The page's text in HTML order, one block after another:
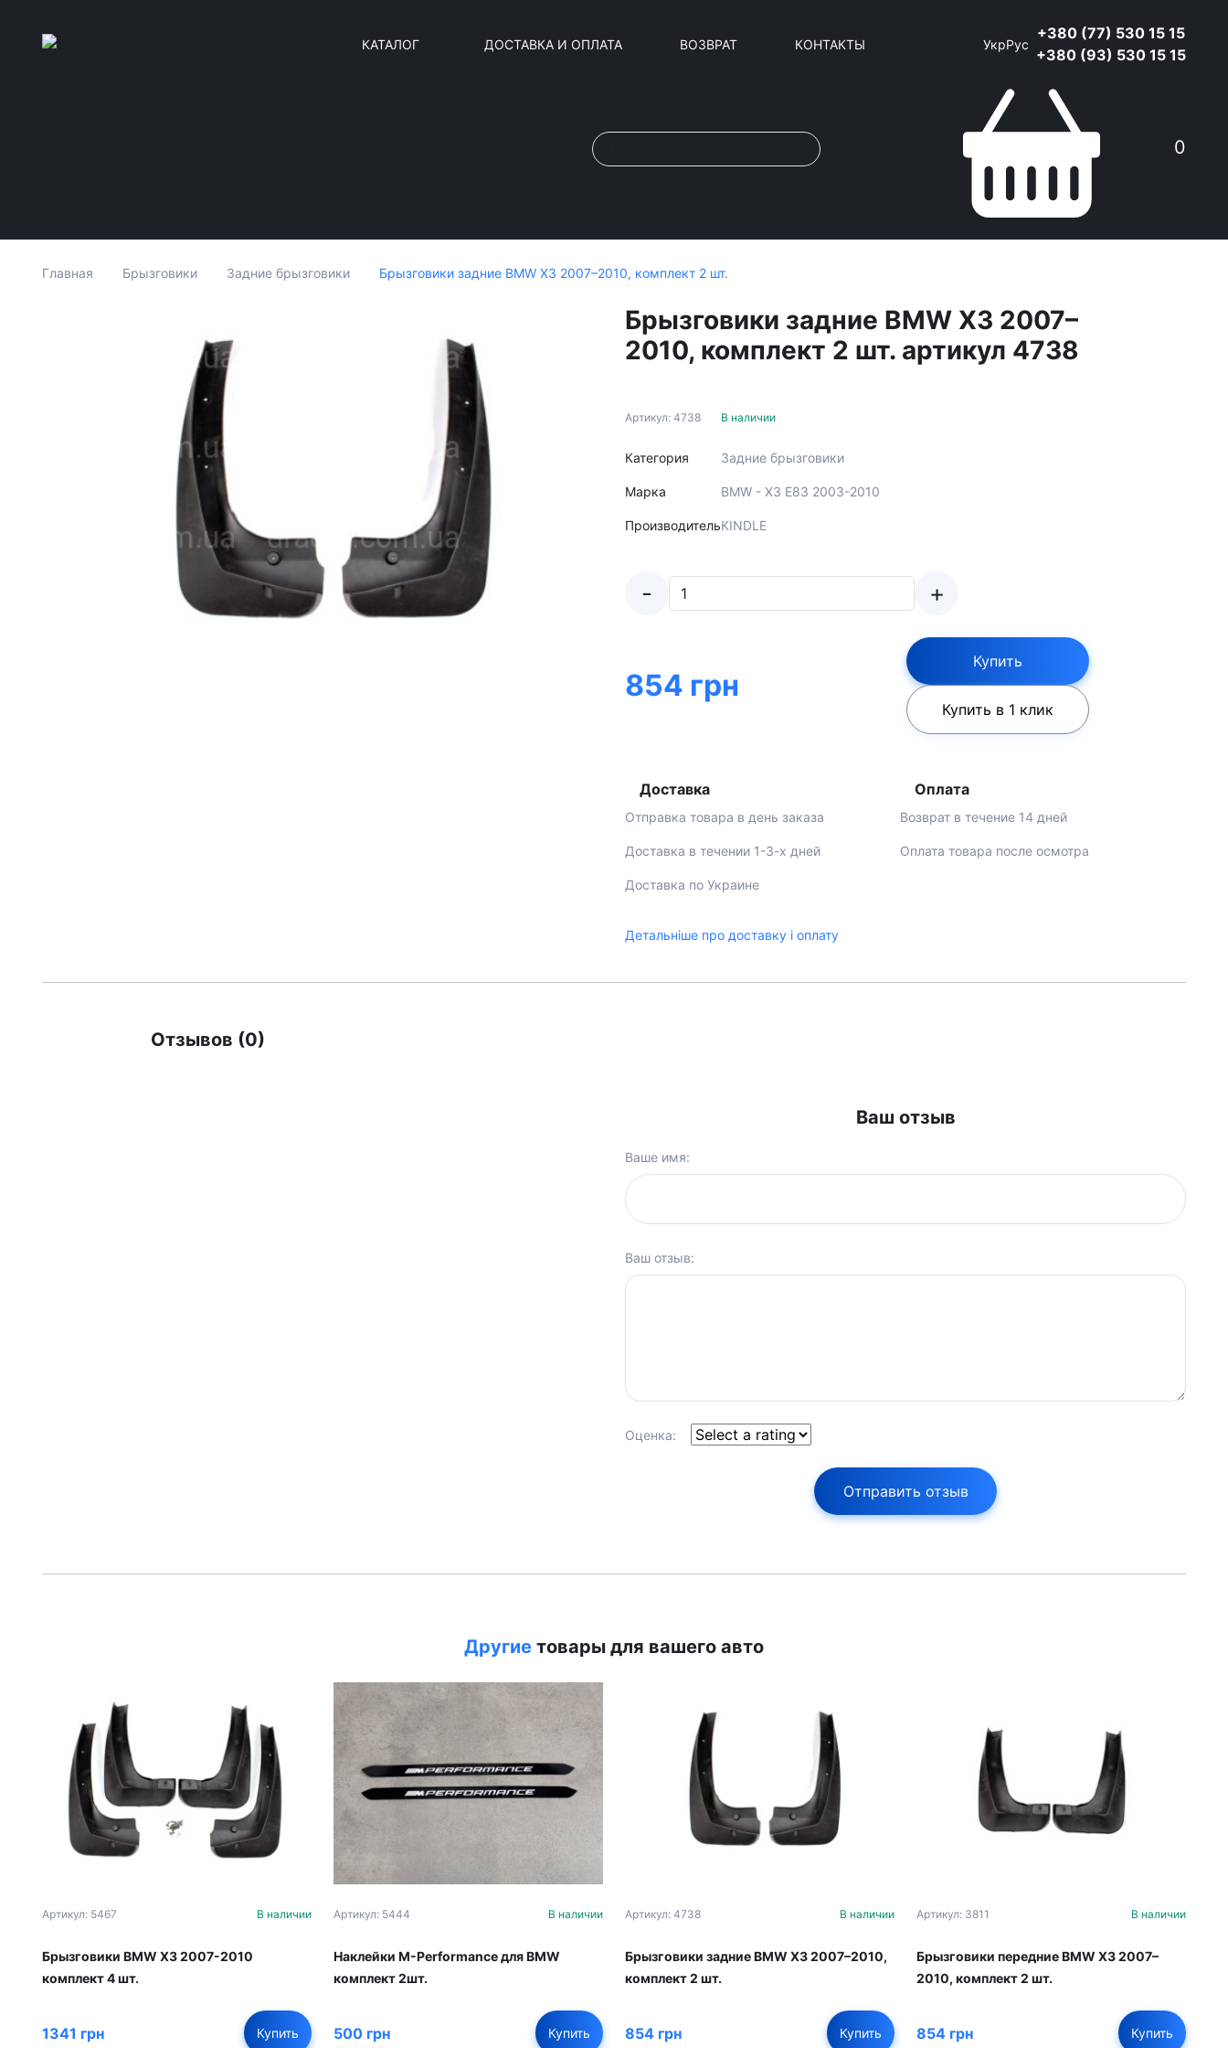
КАТАЛОГ ДОСТАВКА И ОПЛАТА ВОЗВРАТ КОНТАКТЫ УкрРус
+380 (77) 530 15 15
+380 (93) 530 15 15
0
Главная Брызговики Задние брызговики Брызговики задние BMW X3 2007–2010, комплект 2 шт.
Брызговики задние BMW X3 2007–
2010, комплект 2 шт. артикул 4738
Артикул: 4738
Категория
Марка
Производитель
В наличии
Задние брызговики
BMW - X3 E83 2003-2010
KINDLE
- +
854 грн
Купить
Купить в 1 клик
Доставка
Отправка товара в день заказа
Доставка в течении 1-3-х дней
Доставка по Украине
Оплата
Возврат в течение 14 дней
Оплата товара после осмотра
Детальніше про доставку і оплату
Отзывов (0)
Ваш отзыв
Ваше имя:
Ваш отзыв:
Оценка:
Отправить отзыв
Другие товары для вашего авто
Артикул: 5467 В наличии
Брызговики BMW X3 2007-2010
комплект 4 шт.
1341 грн Купить
Артикул: 5444 В наличии
Наклейки M-Performance для BMW
комплект 2шт.
500 грн Купить
Артикул: 4738 В наличии
Брызговики задние BMW X3 2007–2010,
комплект 2 шт.
854 грн Купить
Артикул: 3811 В наличии
Брызговики передние BMW X3 2007–
2010, комплект 2 шт.
854 грн Купить